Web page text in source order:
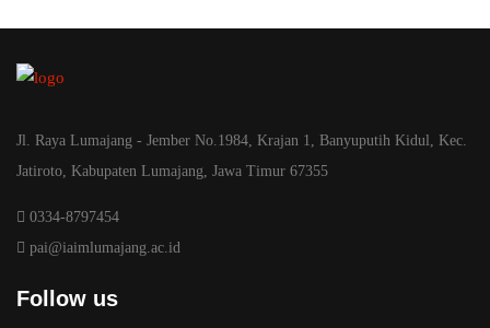
Jl. Raya Lumajang - Jember No.1984, Krajan 1, Banyuputih Kidul, Kec.
Jatiroto, Kabupaten Lumajang, Jawa Timur 67355
0334-8797454
pai@iaimlumajang.ac.id
Follow us